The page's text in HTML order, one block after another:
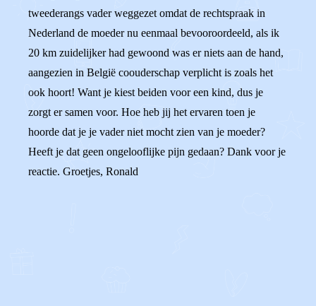
tweederangs vader weggezet omdat de rechtspraak in
Nederland de moeder nu eenmaal bevooroordeeld, als ik
20 km zuidelijker had gewoond was er niets aan de hand,
aangezien in België coouderschap verplicht is zoals het
ook hoort! Want je kiest beiden voor een kind, dus je
zorgt er samen voor. Hoe heb jij het ervaren toen je
hoorde dat je je vader niet mocht zien van je moeder?
Heeft je dat geen ongelooflijke pijn gedaan? Dank voor je
reactie. Groetjes, Ronald